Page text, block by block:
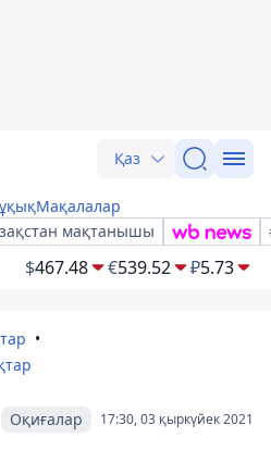
Қаз
Мақалалар
мақтанышы
$467.48 €539.52 ₽5.73
17:30, 03 қыркүйек 2021
Оқиғалар